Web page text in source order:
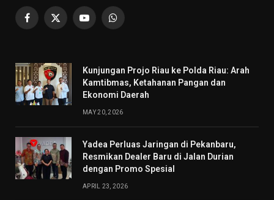
Facebook
X
YouTubeWhatsApp
Kunjungan Projo Riau ke Polda Riau: Arah
Kamtibmas, Ketahanan Pangan dan
Ekonomi Daerah
MAY 20, 2026
Yadea Perluas Jaringan di Pekanbaru,
Resmikan Dealer Baru di Jalan Durian
dengan Promo Spesial
APRIL 23, 2026